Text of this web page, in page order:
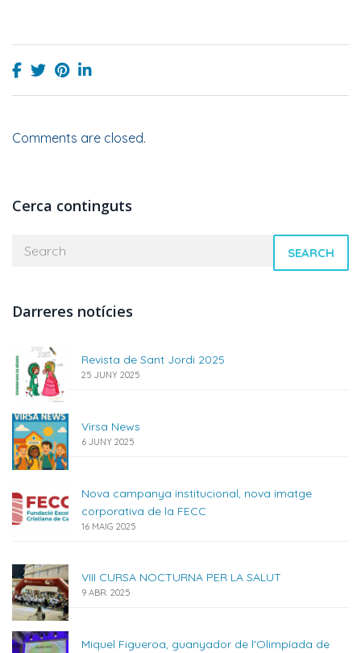
Comments are closed.
Cerca continguts
SEARCH
Darreres notícies
Revista de Sant Jordi 2025
25 JUNY 2025
Virsa News
6 JUNY 2025
Nova campanya institucional, nova imatge
corporativa de la FECC
16 MAIG 2025
VIII CURSA NOCTURNA PER LA SALUT
9 ABR. 2025
Miquel Figueroa, guanyador de l'Olimpíada de